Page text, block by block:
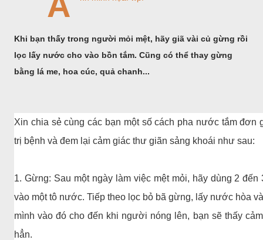
Khi bạn thấy trong người mỏi mệt, hãy giã vài củ gừng rồi
lọc lấy nước cho vào bồn tắm. Cũng có thể thay gừng
bằng lá me, hoa cúc, quả chanh...
Xin chia sẻ cùng các bạn một số cách pha nước tắm
trị bệnh và đem lại cảm giác thư giãn sảng khoái như sau:
1. Gừng: Sau một ngày làm việc mệt mỏi, hãy dùng 2
vào một tô nước. Tiếp theo lọc bỏ bã gừng, lấy nước hòa
mình vào đó cho đến khi người nóng lên, bạn sẽ thấy
hẳn.